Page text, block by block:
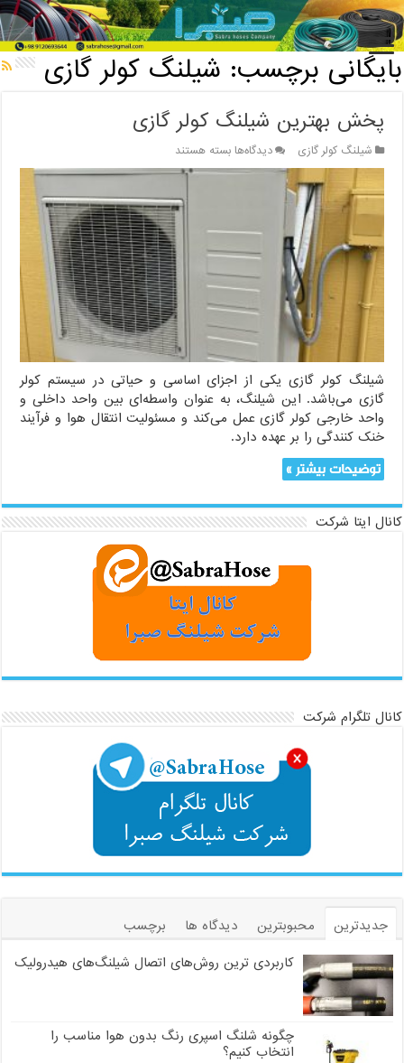
خانه / بایگانی برچسب: شیلنگ کولر گازی
بایگانی برچسب: شیلنگ کولر گازی
پخش بهترین شیلنگ کولر گازی
شیلنگ کولر گازی دیدگاه‌هابرای
پخش
گازی
بسته هستند
شیلنگ کولر گازی یکی از اجزای اساسی و حیاتی در سیستم کولر
گازی می‌باشد. این شیلنگ، به عنوان واسطه‌ای بین واحد داخلی و
واحد خارجی کولر گازی عمل می‌کند و مسئولیت انتقال هوا و فرآیند
خنک کنندگی را بر عهده دارد.
توضیحات بیشتر »
کانال ایتا شرکت
کانال تلگرام شرکت
جدیدترین محبوبترین دیدگاه ها
برچسب
کاربردی ترین روش‌های اتصال شیلنگ‌های هیدرولیک
چگونه شلنگ اسپری رنگ بدون هوا مناسب را
انتخاب کنیم؟